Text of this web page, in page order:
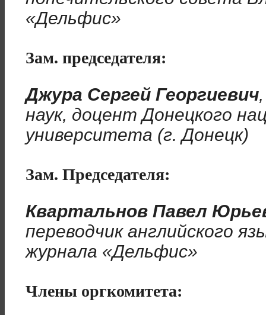
«Дельфис»
Зам. председателя:
Джура Сергей Георгиевич
наук, доцент Донецкого
университета (г. Донецк)
Зам. Председателя:
Квартальнов Павел
переводчик английского
журнала «Дельфис»
Члены оргкомитета: